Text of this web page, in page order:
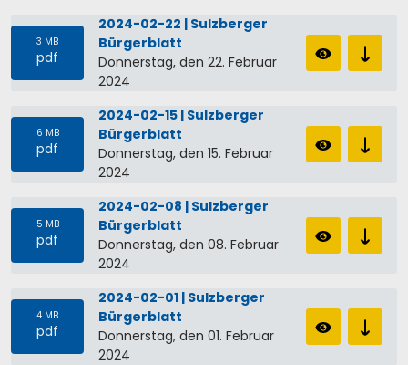
3 MB
pdf
2024-02-22 | Sulzberger
Bürgerblatt
Donnerstag, den 22. Februar
2024
6 MB
pdf
2024-02-15 | Sulzberger
Bürgerblatt
Donnerstag, den 15. Februar
2024
5 MB
pdf
2024-02-08 | Sulzberger
Bürgerblatt
Donnerstag, den 08. Februar
2024
4 MB
pdf
2024-02-01 | Sulzberger
Bürgerblatt
Donnerstag, den 01. Februar
2024